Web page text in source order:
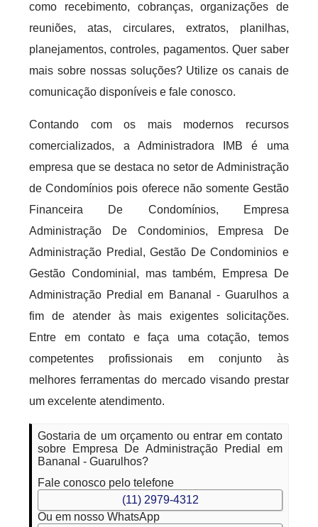
como recebimento, cobranças, organizações de
reuniões, atas, circulares, extratos, planilhas,
planejamentos, controles, pagamentos. Quer saber
mais sobre nossas soluções? Utilize os canais de
comunicação disponíveis e fale conosco.
Contando com os mais modernos recursos
comercializados, a Administradora IMB é uma
empresa que se destaca no setor de Administração
de Condomínios pois oferece não somente Gestão
Financeira De Condomínios, Empresa
Administração De Condominios, Empresa De
Administração Predial, Gestão De Condominios e
Gestão Condominial, mas também, Empresa De
Administração Predial em Bananal - Guarulhos a
fim de atender às mais exigentes solicitações.
Entre em contato e faça uma cotação, temos
competentes profissionais em conjunto às
melhores ferramentas do mercado visando prestar
um excelente atendimento.
Gostaria de um orçamento ou entrar em contato
sobre Empresa De Administração Predial em
Bananal - Guarulhos?
Fale conosco pelo telefone
(11) 2979-4312
Ou em nosso WhatsApp